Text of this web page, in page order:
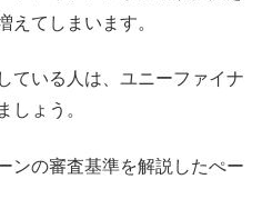
えてしまいます。
ている人は、ユニーファイナ
しょう。
ンの審査基準を解説したぺー